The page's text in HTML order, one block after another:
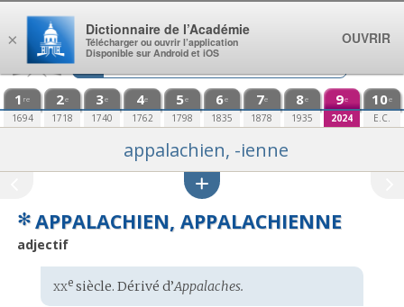
Aller au contenu
1 re
1694
2e
1718
3e
1740
4e
1762
5e
1798
6e
1835
7e
1878
8e
1935
9e
2024
10e
E.C.
appalachien, -ienne
✻ APPALACHIEN, APPALACHIENNE
adjectif
Étymologie
xxesiècle. Dérivé d’Appalaches.
×
Dictionnaire de l’Académie
Télécharger ou ouvrir l’application
Disponible sur Android et iOS
OUVRIR